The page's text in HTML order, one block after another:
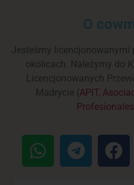
O
Jesteśmy licencjonowanymi
okolicach. Należymy do
Licencjonowanych
Madrycie (APIT,